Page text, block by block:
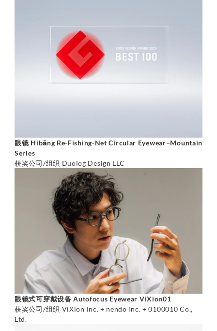
眼镜 Hibāng Re-Fishing-Net Circular Eyewear–Mountain
Series
获奖公司/组织 Duolog Design LLC
眼镜式可穿戴设备 Autofocus Eyewear ViXion01
获奖公司/组织 ViXion Inc. + nendo Inc. + 0100010 Co.,
Ltd.